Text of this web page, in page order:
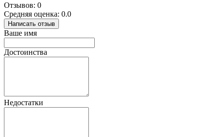
Отзывов: 0
Средняя оценка: 0.0
Написать отзыв
Ваше имя
Достоинства
Недостатки